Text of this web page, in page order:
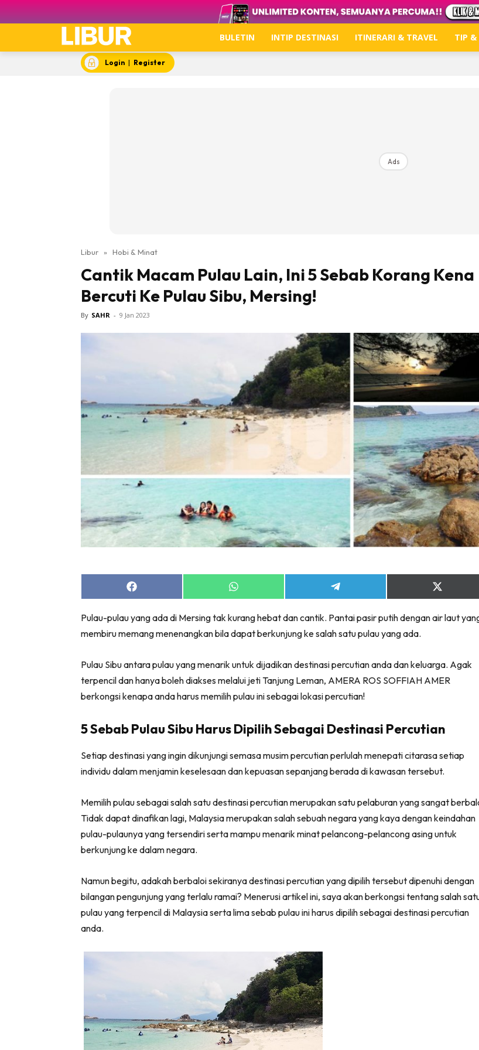
Video
Sentiasa up to date tentang tempat healing dan
KLIK DI SEENI
BULETIN INTIP DESTINASI ITINERARI & TRAVEL TIP &
Login | Register
Ads
Libur » Hobi & Minat
Cantik Macam Pulau Lain, Ini 5 Sebab Korang Kena
Bercuti Ke Pulau Sibu, Mersing!
By SAHR - 9 Jan 2023
Share
on
Share
on
Share
on
Share
on
(Twitter)
Pulau-pulau yang ada di Mersing tak kurang hebat dan cantik. Pantai pasir putih dengan air laut
membiru memang menenangkan bila dapat berkunjung ke salah satu pulau yang ada.
Pulau Sibu antara pulau yang menarik untuk dijadikan destinasi percutian anda dan keluarga. Agak
terpencil dan hanya boleh diakses melalui jeti Tanjung Leman, AMERA ROS SOFFIAH AMER
berkongsi kenapa anda harus memilih pulau ini sebagai lokasi percutian!
5 Sebab Pulau Sibu Harus Dipilih Sebagai Destinasi Percutian
Setiap destinasi yang ingin dikunjungi semasa musim percutian perlulah menepati citarasa setiap
individu dalam menjamin keselesaan dan kepuasan sepanjang berada di kawasan tersebut.
Memilih pulau sebagai salah satu destinasi percutian merupakan satu pelaburan yang sangat
Tidak dapat dinafikan lagi, Malaysia merupakan salah sebuah negara yang kaya dengan keindahan
pulau-pulaunya yang tersendiri serta mampu menarik minat pelancong-pelancong asing untuk
berkunjung ke dalam negara.
Namun begitu, adakah berbaloi sekiranya destinasi percutian yang dipilih tersebut dipenuhi dengan
bilangan pengunjung yang terlalu ramai? Menerusi artikel ini, saya akan berkongsi tentang salah
pulau yang terpencil di Malaysia serta lima sebab pulau ini harus dipilih sebagai destinasi percutian
anda.